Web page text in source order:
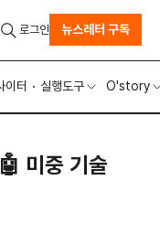
이터 실행도구 O'story
로그인 뉴스레터 구독
미중 기술